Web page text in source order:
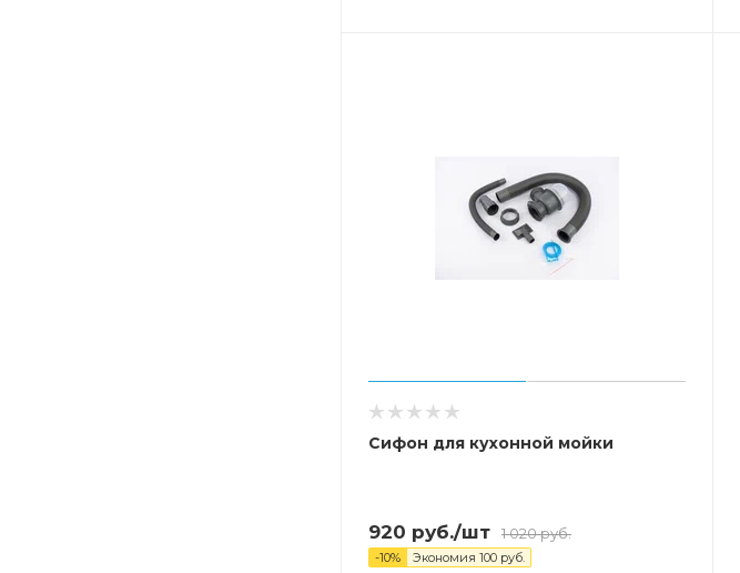
Сифон для кухонной мойки
920 руб./шт 1 020руб.
-10% Экономия 100 руб.